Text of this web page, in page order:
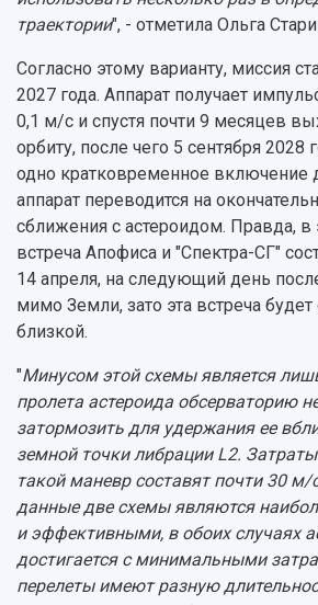
траектории", - отметила Ольга
Согласно этому варианту, миссия
2027 года. Аппарат получает
0,1 м/с и спустя почти 9 месяцев
орбиту, после чего 5 сентября 2028
одно кратковременное включение
аппарат переводится на
сближения с астероидом. Правда, в
встреча Апофиса и "Спектра-СГ"
14 апреля, на следующий день
мимо Земли, зато эта встреча
близкой.
"Минусом этой схемы является
пролета астероида обсерваторию
затормозить для удержания ее
земной точки либрации L2.
такой маневр составят почти 30
данные две схемы являются
и эффективными, в обоих случаях
достигается с минимальными
перелеты имеют разную